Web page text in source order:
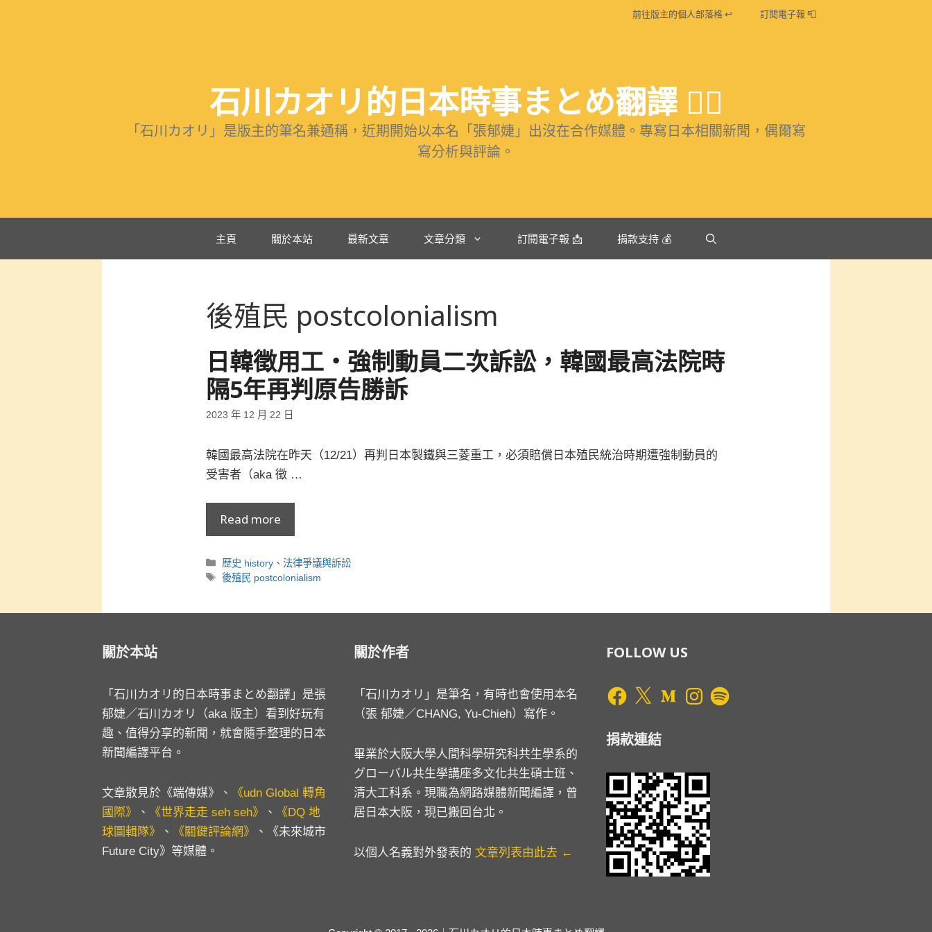
前往版主的個人部落格 ↩ 訂閱電子報 📮
石川カオリ的日本時事まとめ翻譯 🏳️‍🌈
「石川カオリ」是版主的筆名兼通稱，近期開始以本名「張郁婕」出沒在合作媒體。專寫日本相關新聞，偶爾寫
寫分析與評論。
主頁 關於本站 最新文章 文章分類 訂閱電子報 📩 捐款支持 💰
後殖民 postcolonialism
日韓徵用工・強制動員二次訴訟，韓國最高法院時
隔5年再判原告勝訴
2023 年 12 月 22 日
韓國最高法院在昨天（12/21）再判日本製鐵與三菱重工，必須賠償日本殖民統治時期遭強制動員的
受害者（aka 徵 …
Read more
分
類
歷史 history 、法律爭議與訴訟
標
後殖民 postcolonialism
關於本站
「石川カオリ的日本時事まとめ翻譯」是張
郁婕／石川カオリ（aka 版主）看到好玩有
趣、值得分享的新聞，就會隨手整理的日本
新聞編譯平台。
文章散見於《端傳媒》、
《udn Global 轉角
國際》
、 《世界走走 seh seh》 、
《DQ 地
球圖輯隊》
、 《關鍵評論網》
、《未來城市
Future City》等媒體。
關於作者
「石川カオリ」是筆名，有時也會使用本名
（張 郁婕／CHANG, Yu-Chieh）寫作。
畢業於大阪大學人間科學研究科共生學系的
グローバル共生學講座多文化共生碩士班、
清大工科系。現職為網路媒體新聞編譯，曾
居日本大阪，現已搬回台北。
以個人名義對外發表的文章列表由此去 ←
FOLLOW US
Facebook
X MediumInstagram
Spotify
捐款連結